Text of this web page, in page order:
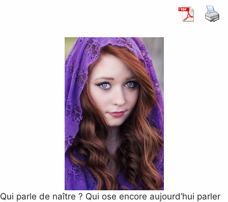
Qui parle de naître ? Qui ose encore aujourd’hui parler